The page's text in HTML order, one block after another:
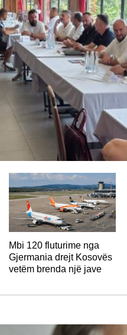
Mbi 120 fluturime nga
Gjermania drejt Kosovës
vetëm brenda një jave